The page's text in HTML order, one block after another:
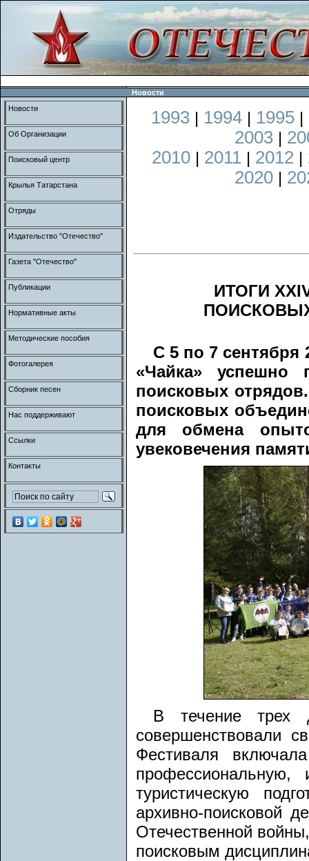
Новости
1993 | 1994 | 1995 |
2003 |
2010 | 2011 | 2012 |
2020 |
ИТОГИ
С 5 по 7 сентября
«Чайка» успешно
поисковых
поисковых
для обмена
увековечения
В течение трех
совершенствовали
Фестиваля
профессиональную,
туристическую
архивно-поисковой
Отечественной
поисковым
Новости
Об Организации
Поисковый центр
Крылья Татарстана
Отряды
Издательство "Отечество"
Газета "Отечество"
Публикации
Нормативные акты
Методические пособия
Фотогалерея
Сборник песен
Нас поддерживают
Ссылки
Контакты